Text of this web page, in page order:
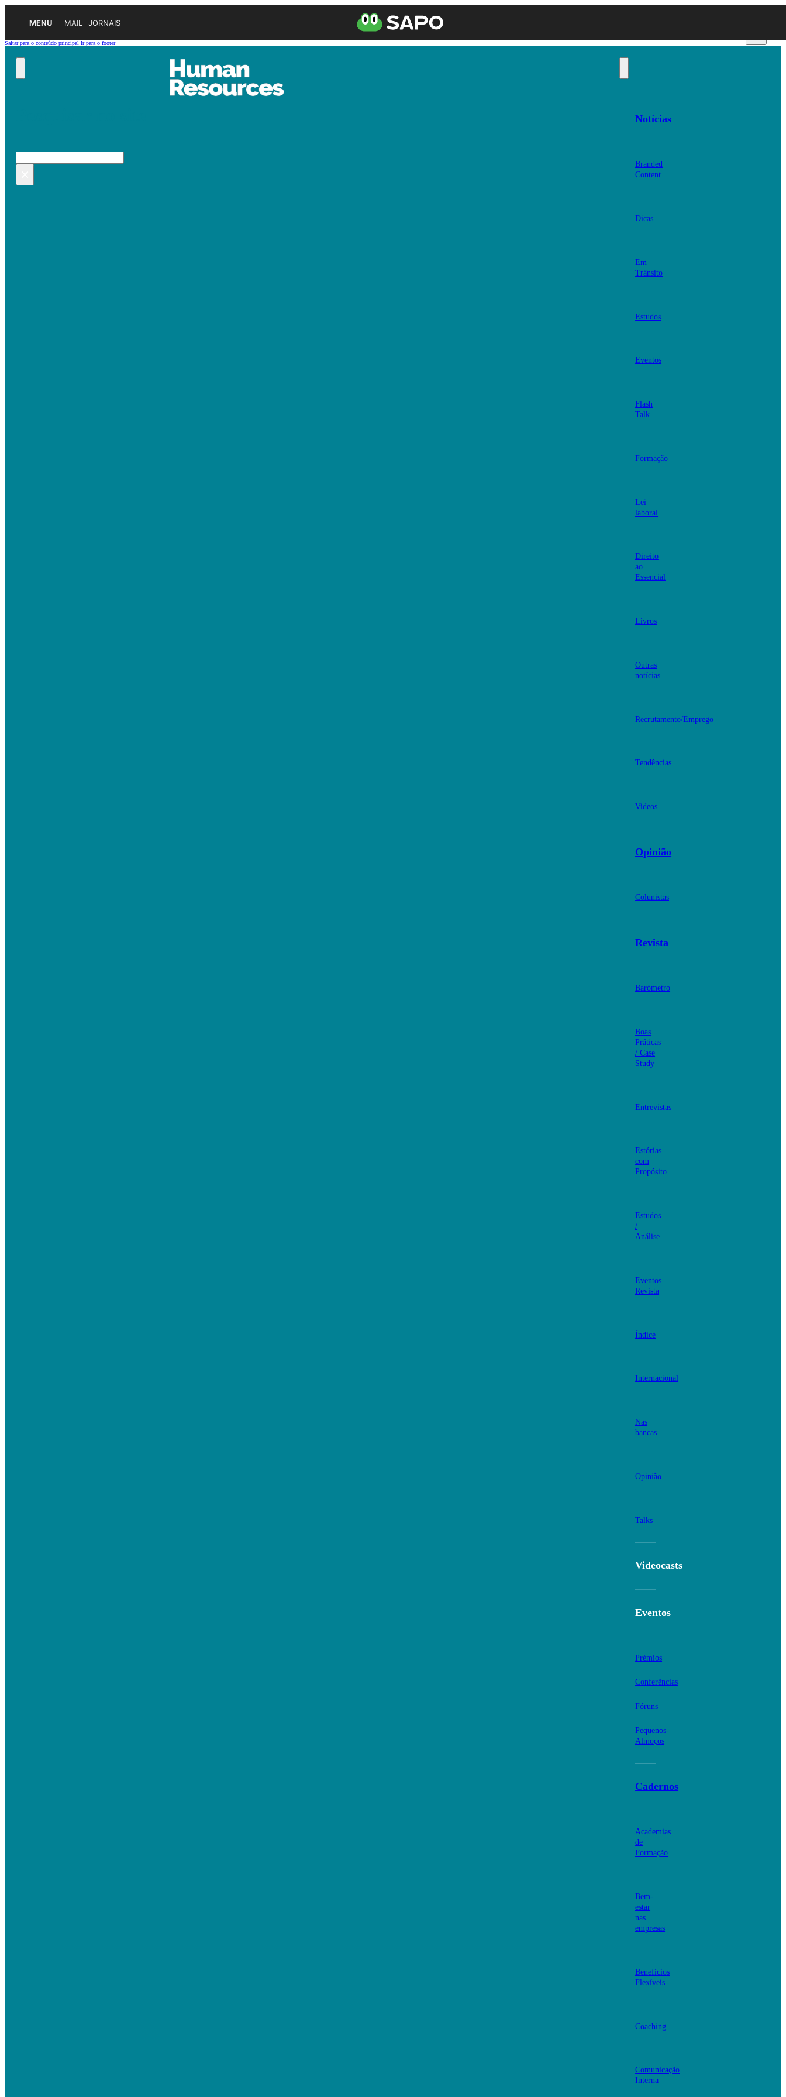
MENU MAIL JORNAIS
Saltar para o conteúdo principal Ir para o footer
Pesquisar
Notícias
Branded
Content
Dicas
Em
Trânsito
Estudos
Eventos
Flash
Talk
Formação
Lei
laboral
Direito
ao
Essencial
Livros
Outras
notícias
Recrutamento/Emprego
Tendências
Videos
Opinião
Colunistas
Revista
Barómetro
Boas
Práticas
/ Case
Study
Entrevistas
Estórias
com
Propósito
Estudos
/
Análise
Eventos
Revista
Índice
Internacional
Nas
bancas
Opinião
Talks
Videocasts
Eventos
Prémios
Conferências
Fóruns
Pequenos-
Almoços
Cadernos
Academias
de
Formação
Bem-
estar
nas
empresas
Benefícios
Flexíveis
Coaching
Comunicação
Interna